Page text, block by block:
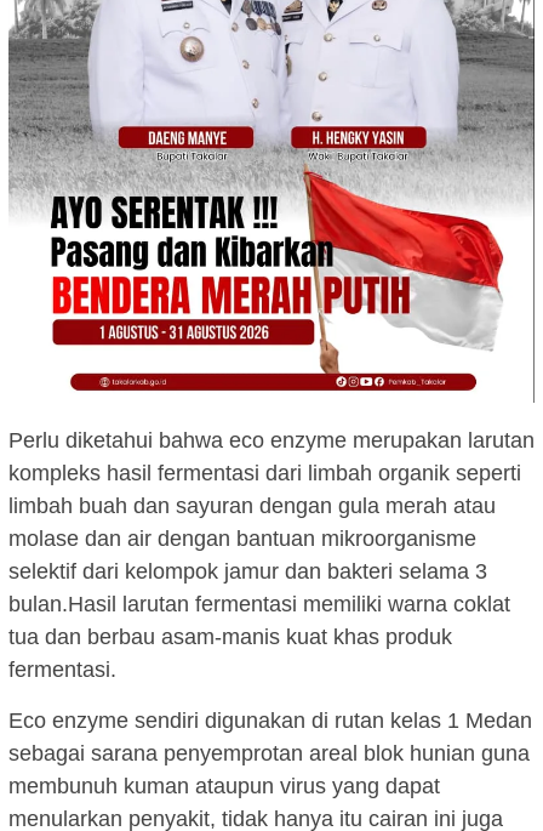
Perlu diketahui bahwa eco enzyme merupakan larutan
kompleks hasil fermentasi dari limbah organik seperti
limbah buah dan sayuran dengan gula merah atau
molase dan air dengan bantuan mikroorganisme
selektif dari kelompok jamur dan bakteri selama 3
bulan.Hasil larutan fermentasi memiliki warna coklat
tua dan berbau asam-manis kuat khas produk
fermentasi.
Eco enzyme sendiri digunakan di rutan kelas 1 Medan
sebagai sarana penyemprotan areal blok hunian guna
membunuh kuman ataupun virus yang dapat
menularkan penyakit, tidak hanya itu cairan ini juga